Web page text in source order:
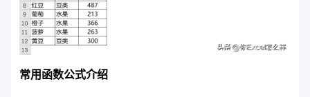
常用函数公式介绍